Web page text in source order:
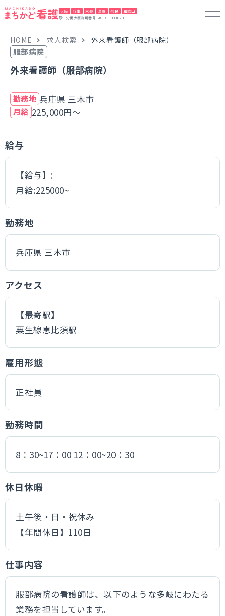
大阪 兵庫 京都 滋賀 奈良 和歌山
厚生労働大臣許可番号 28-ユー301023
HOME 求人検索 外来看護師（服部病院）
服部病院
外来看護師（服部病院）
勤務地 兵庫県 三木市
月給 225,000円～
給与
【給与】:
月給:225000~
勤務地
兵庫県 三木市
アクセス
【最寄駅】
粟生線恵比須駅
雇用形態
正社員
勤務時間
8：30~17：00 12：00~20：30
休日休暇
土午後・日・祝休み
【年間休日】110日
仕事内容
服部病院の看護師は、以下のような多岐にわたる
業務を担当しています。